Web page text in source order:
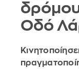
Οδό